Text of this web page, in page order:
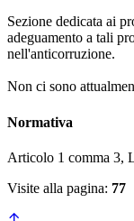
Sezione dedicata ai
adeguamento a tali
nell'anticorruzione.
Non ci sono
Normativa
Articolo 1 comma 3,
Visite alla pagina: 77